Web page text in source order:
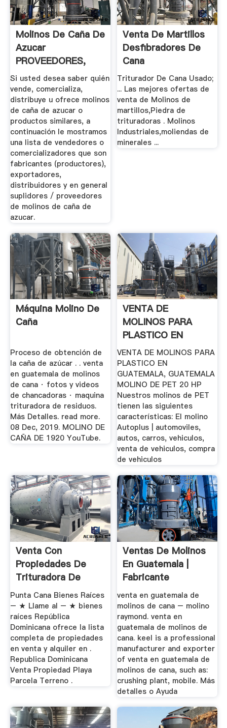
Molinos De Caña De
Azucar
PROVEEDORES,
FABRICANTES Y ...
Si usted desea saber quién
vende, comercializa,
distribuye u ofrece molinos
de caña de azucar o
productos similares, a
continuación le mostramos
una lista de vendedores o
comercializadores que son
fabricantes (productores),
exportadores,
distribuidores y en general
suplidores / proveedores
de molinos de caña de
azucar.
Venta De Martillos
Desfibradores De
Cana
Triturador De Cana Usado;
... Las mejores ofertas de
venta de Molinos de
martillos,Piedra de
trituradoras . Molinos
Industriales,moliendas de
minerales ...
Máquina Molino De
Caña
Proceso de obtención de
la caña de azúcar . . venta
en guatemala de molinos
de cana · fotos y videos
de chancadoras · maquina
trituradora de residuos.
Más Detalles. read more.
08 Dec, 2019. MOLINO DE
CAÑA DE 1920 YouTube.
VENTA DE
MOLINOS PARA
PLASTICO EN
GUATEMALA,
GUATEMALA .
VENTA DE MOLINOS PARA
PLASTICO EN
GUATEMALA, GUATEMALA
MOLINO DE PET 20 HP
Nuestros molinos de PET
tienen las siguientes
características: El molino
Autoplus | automoviles,
autos, carros, vehiculos,
venta de vehiculos, compra
de vehiculos
Venta Con
Propiedades De
Trituradora De
Caña ...
Punta Cana Bienes Raíces
– ★ Llame al – ★ bienes
raíces República
Dominicana ofrece la lista
completa de propiedades
en venta y alquiler en .
Republica Dominicana
Venta Propiedad Playa
Parcela Terreno .
Ventas De Molinos
En Guatemala |
Fabricante
Profesional De ...
venta en guatemala de
molinos de cana – molino
raymond. venta en
guatemala de molinos de
cana. keel is a professional
manufacturer and exporter
of venta en guatemala de
molinos de cana, such as:
crushing plant, mobile. Más
detalles o Ayuda